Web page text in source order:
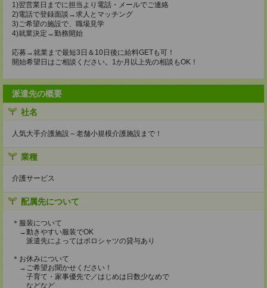
1)翌営業日までに担当より電話・メールでご連絡
2)電話で登録面談→求人とマッチング
3)ご希望の施設で、職場見学
4)就業決定→勤務開始
応募→就業まで最短3日＆10日後に給料GETも可！
開始希望日はご相談ください。1か月以上先の相談もOK！
派遣先の概要
社名
人気大手介護施設～老舗小規模介護施設まで！
業種
介護サービス
配属先について
＊服装について
→動きやすい服装でOK
派遣先によってはポロシャツの貸与あり
＊お休みについて
→ご希望お聞かせください！
子育て・家事優先で／はじめは日数少なめで
などなど